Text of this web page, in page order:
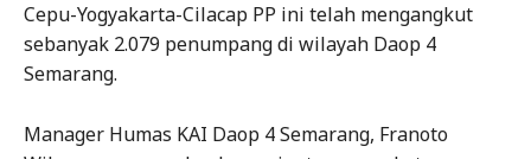
Cepu-Yogyakarta-Cilacap PP ini telah mengangkut
sebanyak 2.079 penumpang di wilayah Daop 4
Semarang.
Manager Humas KAI Daop 4 Semarang, Franoto